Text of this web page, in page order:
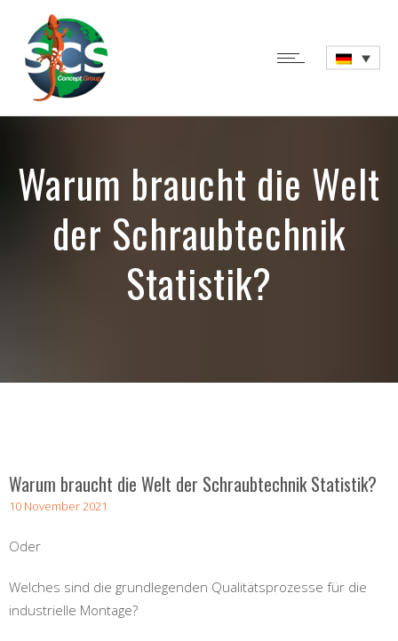
Warum braucht die Welt
der Schraubtechnik
Statistik?
Warum braucht die Welt der Schraubtechnik Statistik?
10 November 2021
Oder
Welches sind die grundlegenden Qualitätsprozesse für die
industrielle Montage?